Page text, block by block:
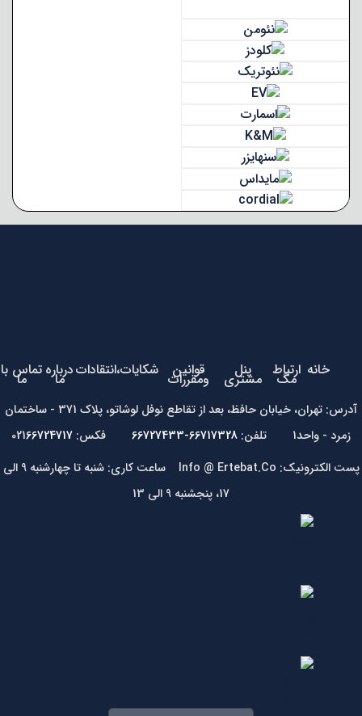
خانه ارتباط
مگ پنل
مشتری قوانین
ومقررات شکایات،انتقاداتدرباره
ما تماس با
ما
آدرس: تهران، خیابان حافظ، بعد از تقاطع نوفل لوشاتو، پلاک 371 - ساختمان
زمرد - واحد1 تلفن:
66717328-66727433 فکس: 021 66724717
پست الکترونیک: Info @ Ertebat.Co ساعت کاری: شنبه تا چهارشنبه 9 الی
17، پنجشنبه 9 الی 13